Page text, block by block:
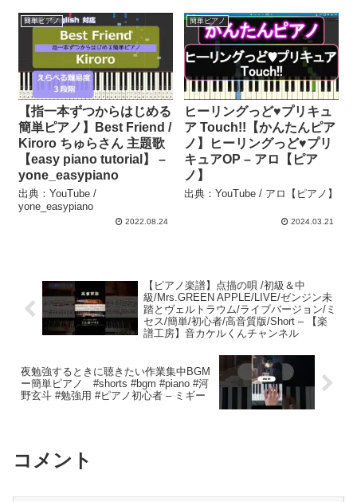
簡単ピアノ
【指一本ずつからはじめる
簡単ピアノ】Best Friend /
Kiroro ちゅらさん 主題歌
【easy piano tutorial】 –
yone_easypiano
出典：YouTube /
yone_easypiano
2022.08.24
簡単ピアノ
ヒーリングっど♥プリキュ
ア Touch!!【かんたんピア
ノ】ヒーリングっど♥プリ
キュアOP – アロ【ピア
ノ】
出典：YouTube / アロ【ピアノ】
2024.03.21
【ピアノ楽譜】点描の唄 /初級＆中
級/Mrs.GREEN APPLE/LIVE/ゼンジン未
踏とヴェルトラウム/ライブバージョン/ミ
セス/簡単/初心者/高音質版/Short – 【楽
譜工房】音カケルくんチャンネル
夜勉強するときに聴きたい作業集中BGM
ー簡単ピアノ #shorts #bgm #piano #河
野玄斗 #勉強用 #ピアノ初心者 – ミギー
コメント